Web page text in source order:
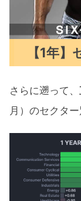
【1年
さらに遡って、
月）のセクタ